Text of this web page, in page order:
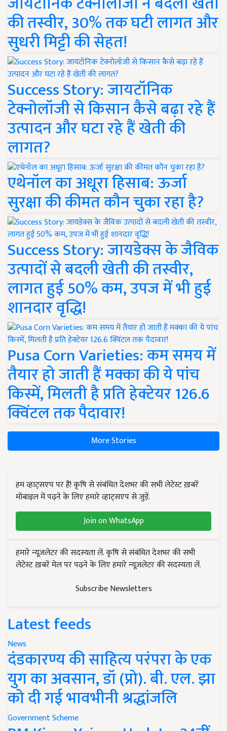
की तस्वीर, 30% तक घटी लागत और
सुधरी मिट्टी की सेहत!
Success Story: जायटॉनिक
टेक्नोलॉजी से किसान कैसे बढ़ा रहे हैं
उत्पादन और घटा रहे हैं खेती की
लागत?
एथेनॉल का अधूरा हिसाब: ऊर्जा
सुरक्षा की कीमत कौन चुका रहा है?
Success Story: जायडेक्स के जैविक
उत्पादों से बदली खेती की तस्वीर,
लागत हुई 50% कम, उपज में भी हुई
शानदार वृद्धि!
Pusa Corn Varieties: कम समय में
तैयार हो जाती हैं मक्का की ये पांच
किस्में, मिलती है प्रति हेक्टेयर 126.6
क्विंटल तक पैदावार!
More Stories
हम व्हाट्सएप पर हैं! कृषि से संबंधित देशभर की सभी लेटेस्ट ख़बरें
मोबाइल में पढ़ने के लिए हमारे व्हाट्सएप से जुड़ें.
Join on WhatsApp
हमारे न्यूज़लेटर की सदस्यता लें. कृषि से संबंधित देशभर की सभी
लेटेस्ट ख़बरें मेल पर पढ़ने के लिए हमारे न्यूज़लेटर की सदस्यता लें.
Subscribe Newsletters
Latest feeds
News
दंडकारण्य की साहित्य परंपरा के एक
युग का अवसान, डॉ (प्रो). बी. एल. झा
को दी गई भावभीनी श्रद्धांजलि
Government Scheme